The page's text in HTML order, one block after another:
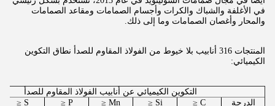
في الأغلفة والشباك والكرات وأجسام الصمامات ومقاعد الصمامات
والمحار وأغصان الصمامات وما إلى ذلك.
المنتجات 316 أنابيب بلا خيوط من الفولاذ المقاوم للصدأ نطاق التكوين
الكيميائي:
التكوين الكيميائي عن أنابيب الفولاذ المقاوم للصدأ
الدرجة
C ≤
Si ≤
Mn ≤
P ≤
S ≤